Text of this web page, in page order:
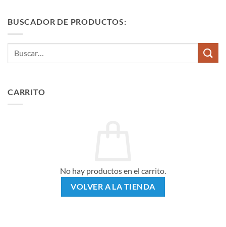
con
BUSCADOR DE PRODUCTOS:
CARRITO
No hay productos en el carrito.
VOLVER A LA TIENDA